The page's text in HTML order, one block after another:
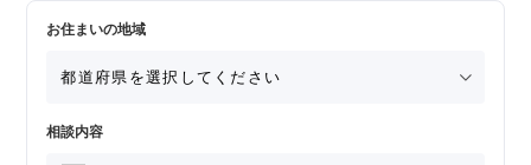
お住まいの地域
相談内容